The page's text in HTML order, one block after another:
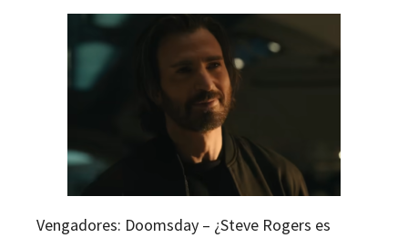
Vengadores: Doomsday – ¿Steve Rogers es